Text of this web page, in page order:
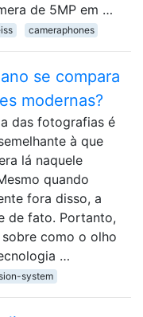
de 5MP em …
cameraphones
se compara
modernas?
das fotografias é
à que
lá naquele
quando
fora disso, a
de fato. Portanto,
como o olho
…
system